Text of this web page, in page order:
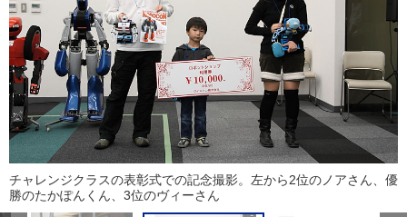
チャレンジクラスの表彰式での記念撮影。左から2位のノアさん、優
勝のたかぽんくん、3位のヴィーさん